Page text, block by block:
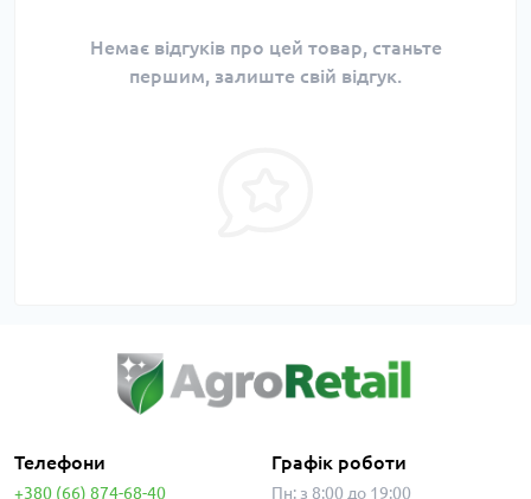
Немає відгуків про цей товар, станьте
першим, залиште свій відгук.
Телефони
+380 (66) 874-68-40
Графік роботи
Пн: з 8:00 до 19:00